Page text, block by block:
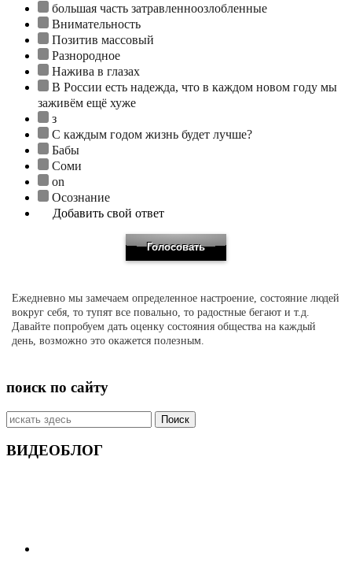
большая часть затравленноозлобленные
Внимательность
Позитив массовый
Разнородное
Нажива в глазах
В России есть надежда, что в каждом новом году мы
заживём ещё хуже
з
С каждым годом жизнь будет лучше?
Бабы
Соми
on
Осознание
Добавить свой ответ
Ежедневно мы замечаем определенное настроение, состояние людей
вокруг себя, то тупят все повально, то радостные бегают и т.д.
Давайте попробуем дать оценку состояния общества на каждый
день, возможно это окажется полезным.
поиск по сайту
Искать:
ВИДЕОБЛОГ